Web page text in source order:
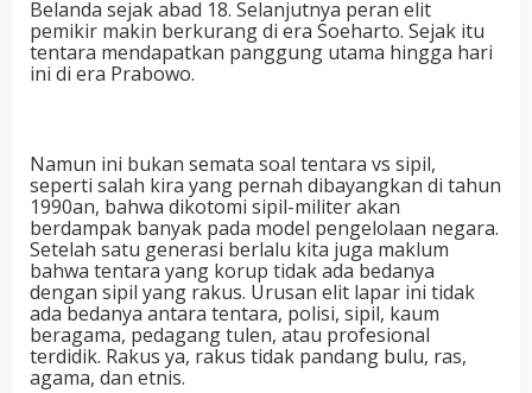
Belanda sejak abad 18. Selanjutnya peran elit
pemikir makin berkurang di era Soeharto. Sejak itu
tentara mendapatkan panggung utama hingga hari
ini di era Prabowo.
Namun ini bukan semata soal tentara vs sipil,
seperti salah kira yang pernah dibayangkan di tahun
1990an, bahwa dikotomi sipil-militer akan
berdampak banyak pada model pengelolaan negara.
Setelah satu generasi berlalu kita juga maklum
bahwa tentara yang korup tidak ada bedanya
dengan sipil yang rakus. Urusan elit lapar ini tidak
ada bedanya antara tentara, polisi, sipil, kaum
beragama, pedagang tulen, atau profesional
terdidik. Rakus ya, rakus tidak pandang bulu, ras,
agama, dan etnis.